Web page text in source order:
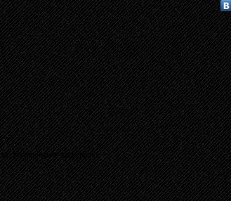
Копирование запрещено.